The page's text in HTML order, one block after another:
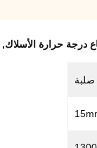
درجة حرارة الأسلاك,